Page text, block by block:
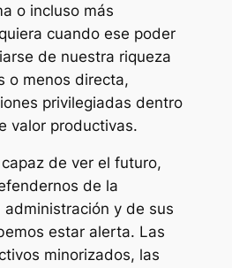
o incluso más
cuando ese poder
de nuestra riqueza
o menos directa,
privilegiadas dentro
valor productivas.
de ver el futuro,
de la
administración y de sus
estar alerta. Las
minorizados, las